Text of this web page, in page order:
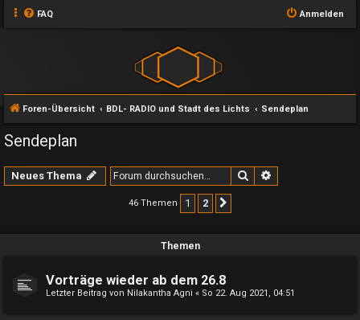
FAQ Anmelden
Foren-Übersicht BDL- RADIO und Stadt des Lichts Sendeplan
Sendeplan
Neues Thema Suche
46 Themen 1 2
Themen
Vorträge wieder ab dem 26.8
Letzter Beitrag von Nilakantha Agni « So 22. Aug 2021, 04:51